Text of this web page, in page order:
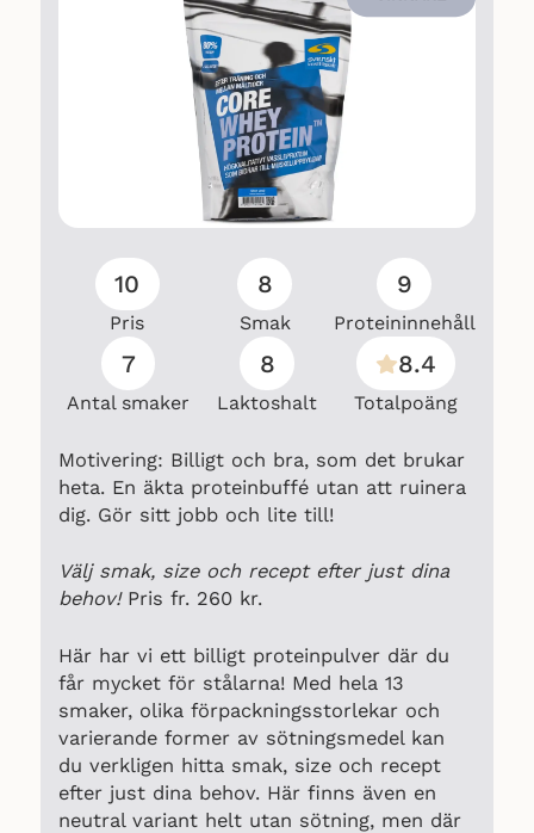
10
Pris
8
Smak
9
Proteininnehåll
7
Antal smaker
8
Laktoshalt
8.4
Totalpoäng
Motivering: Billigt och bra, som det brukar
heta. En äkta proteinbuffé utan att ruinera
dig. Gör sitt jobb och lite till!
Välj smak, size och recept efter just dina
behov! Pris fr. 260 kr.
Här har vi ett billigt proteinpulver där du
får mycket för stålarna! Med hela 13
smaker, olika förpackningsstorlekar och
varierande former av sötningsmedel kan
du verkligen hitta smak, size och recept
efter just dina behov. Här finns även en
neutral variant helt utan sötning, men där